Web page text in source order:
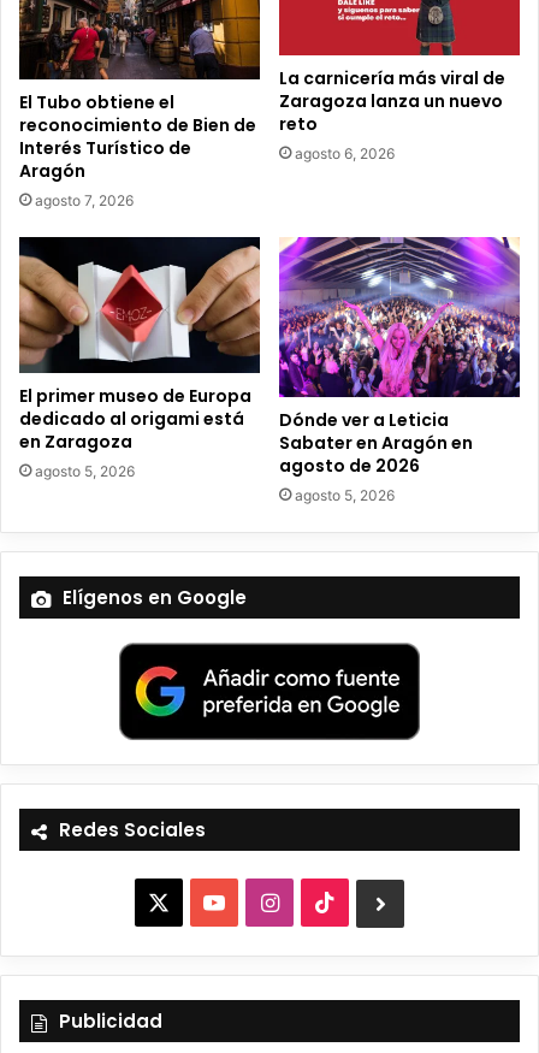
e
o
e
c
t
r
n
i
c
o
El Tubo obtiene el
reconocimiento de Bien de
Interés Turístico de
Aragón
agosto 7, 2026
La carnicería más viral de
Zaragoza lanza un nuevo
reto
agosto 6, 2026
El primer museo de Europa
dedicado al origami está
en Zaragoza
agosto 5, 2026
Dónde ver a Leticia
Sabater en Aragón en
agosto de 2026
agosto 5, 2026
Elígenos en Google
Redes Sociales
o
u
T
I
n
s
t
i
k
T
l
u
e
Publicidad